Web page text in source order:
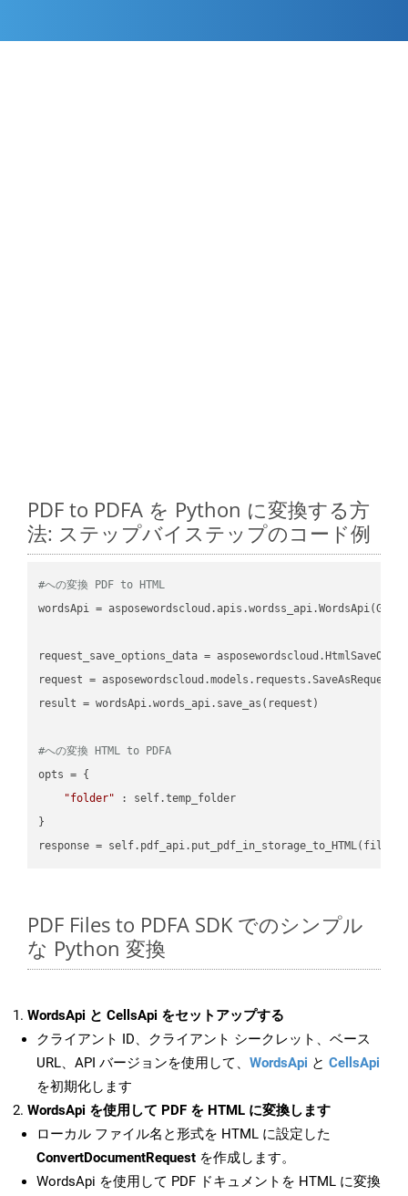
PDF to PDFA を Python に変換する方
法: ステップバイステップのコード例
#への変換 PDF to HTML
wordsApi =
request_save_options_data =
request =
result = wordsApi.words_api.save_as(request)
#への変換 HTML to PDFA
opts = {
"folder" : self.temp_folder
}
PDF Files to PDFA SDK でのシンプル
な Python 変換
WordsApi と CellsApi をセットアップする
クライアント ID、クライアント シークレット、ベース
URL、API バージョンを使用して、 WordsApi と CellsApi
を初期化します
WordsApi を使用して PDF を HTML に変換します
ローカル ファイル名と形式を HTML に設定した
ConvertDocumentRequest を作成します。
WordsApi を使用して PDF ドキュメントを HTML に変換